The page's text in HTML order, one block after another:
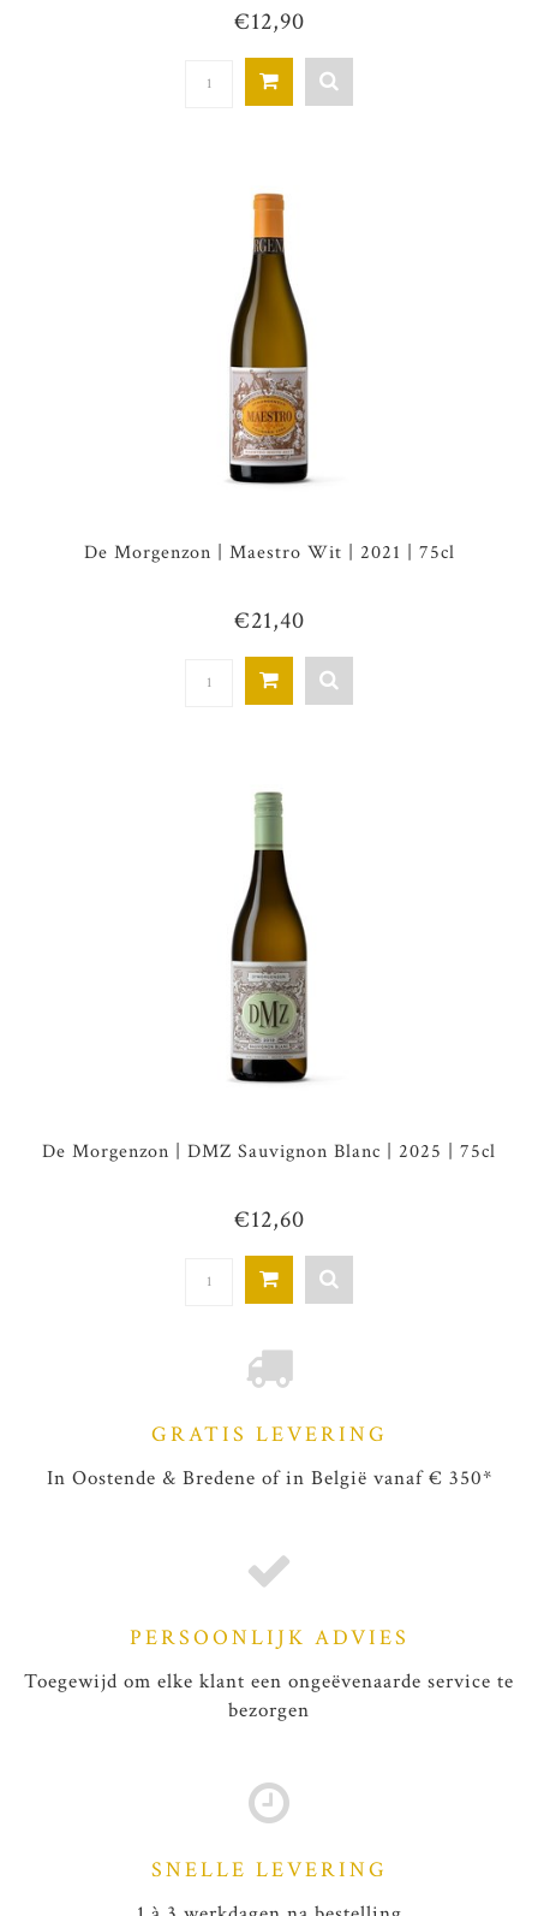
€12,90
De Morgenzon | Maestro Wit | 2021 | 75cl
€21,40
De Morgenzon | DMZ Sauvignon Blanc | 2025 | 75cl
€12,60
GRATIS LEVERING
In Oostende & Bredene of in België vanaf € 350*
PERSOONLIJK ADVIES
Toegewijd om elke klant een ongeëvenaarde service te
bezorgen
SNELLE LEVERING